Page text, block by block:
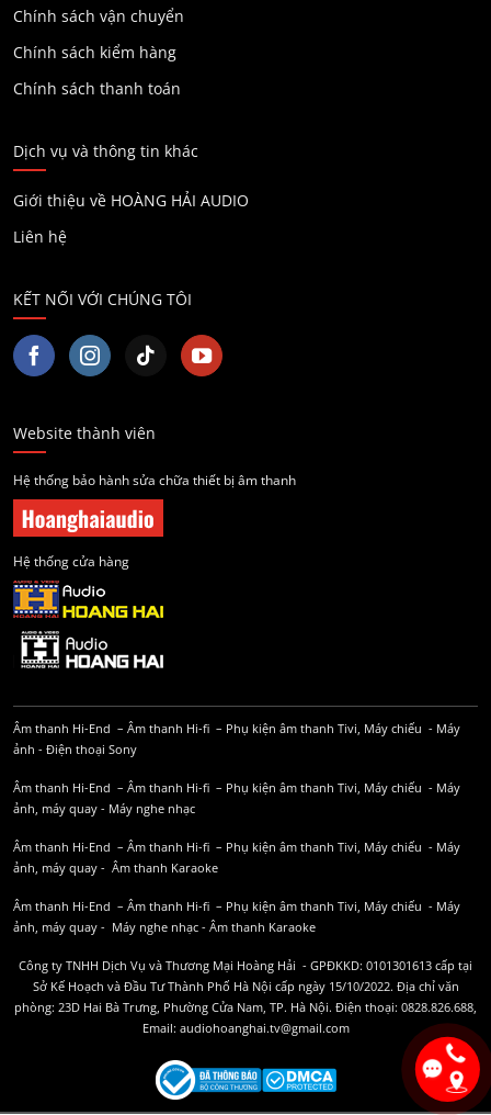
Chính sách vận chuyển
Chính sách kiểm hàng
Chính sách thanh toán
Dịch vụ và thông tin khác
Giới thiệu về HOÀNG HẢI AUDIO
Liên hệ
KẾT NỐI VỚI CHÚNG TÔI
Website thành viên
Hệ thống bảo hành sửa chữa thiết bị âm thanh
Hệ thống cửa hàng
Âm thanh Hi-End – Âm thanh Hi-fi – Phụ kiện âm thanh Tivi, Máy chiếu - Máy
ảnh - Điện thoại Sony
Âm thanh Hi-End – Âm thanh Hi-fi – Phụ kiện âm thanh Tivi, Máy chiếu - Máy
ảnh, máy quay - Máy nghe nhạc
Âm thanh Hi-End – Âm thanh Hi-fi – Phụ kiện âm thanh Tivi, Máy chiếu - Máy
ảnh, máy quay - Âm thanh Karaoke
Âm thanh Hi-End – Âm thanh Hi-fi – Phụ kiện âm thanh Tivi, Máy chiếu - Máy
ảnh, máy quay - Máy nghe nhạc - Âm thanh Karaoke
Công ty TNHH Dịch Vụ và Thương Mại Hoàng Hải - GPĐKKD: 0101301613 cấp tại
Sở Kế Hoạch và Đầu Tư Thành Phố Hà Nội cấp ngày 15/10/2022. Địa chỉ văn
phòng: 23D Hai Bà Trưng, Phường Cửa Nam, TP. Hà Nội. Điện thoại: 0828.826.688,
Email: audiohoanghai.tv@gmail.com